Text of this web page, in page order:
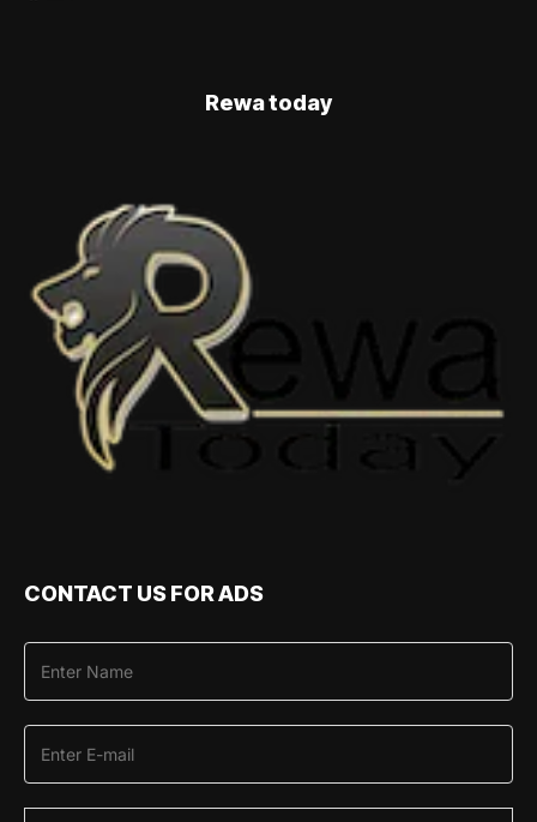
Rewa today
CONTACT US FOR ADS